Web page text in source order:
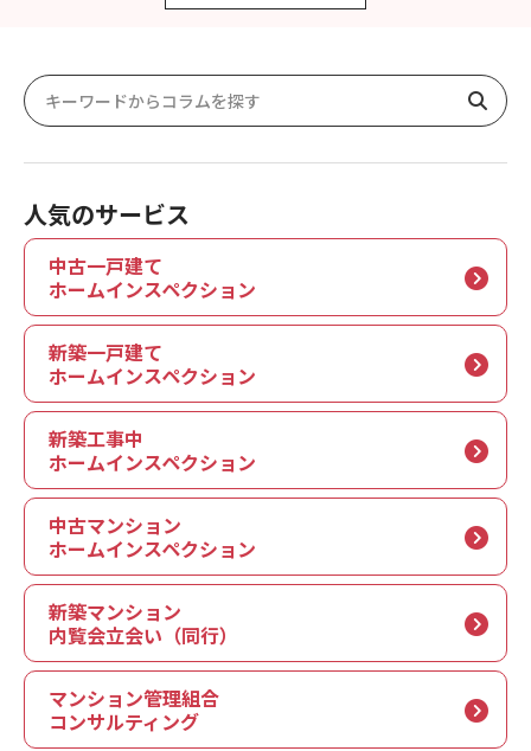
人気のサービス
中古一戸建て
ホームインスペクション
新築一戸建て
ホームインスペクション
新築工事中
ホームインスペクション
中古マンション
ホームインスペクション
新築マンション
内覧会立会い（同行）
マンション管理組合
コンサルティング